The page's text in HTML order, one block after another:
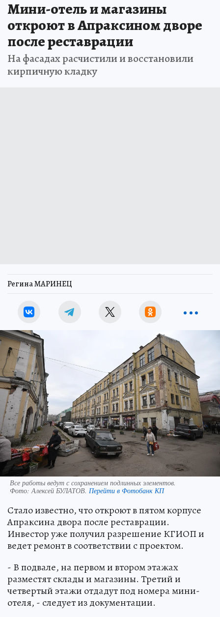
Мини-отель и магазины
откроют в Апраксином дворе
после реставрации
На фасадах расчистили и восстановили
кирпичную кладку
Регина МАРИНЕЦ
Все работы ведут с сохранением подлинных элементов.
Фото:Алексей БУЛАТОВ. Перейти в Фотобанк КП
Стало известно, что откроют в пятом корпусе
Апраксина двора после реставрации.
Инвестор уже получил разрешение КГИОП и
ведет ремонт в соответствии с проектом.
- В подвале, на первом и втором этажах
разместят склады и магазины. Третий и
четвертый этажи отдадут под номера мини-
отеля, - следует из документации.